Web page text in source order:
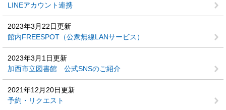
LINEアカウント連携
2023年3月22日更新
館内FREESPOT（公衆無線LANサービス）
2023年3月1日更新
加西市立図書館 公式SNSのご紹介
2021年12月20日更新
予約・リクエスト